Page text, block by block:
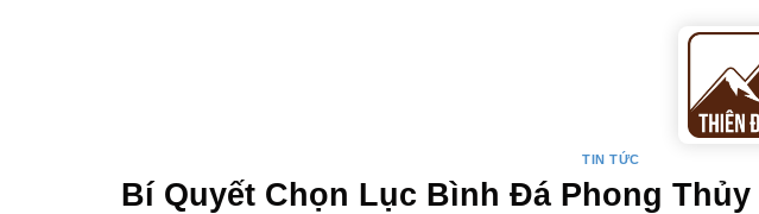
TIN TỨC
Bí Quyết Chọn Lục Bình Đá Phong